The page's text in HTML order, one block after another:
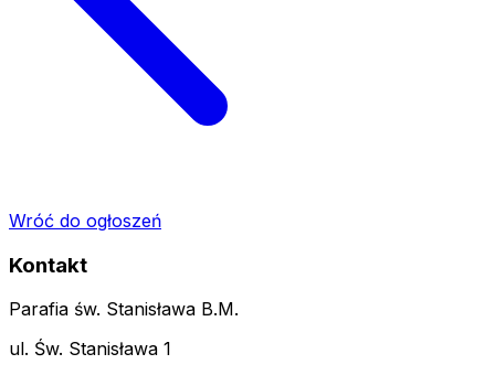
Wróć do ogłoszeń
Kontakt
Parafia św. Stanisława B.M.
ul. Św. Stanisława 1